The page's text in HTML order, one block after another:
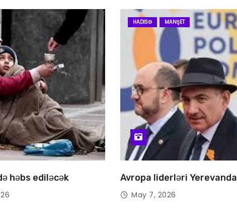
həbs ediləcək
HADISƏ MANŞET
Avropa liderləri Yerevanda
May 7, 2026